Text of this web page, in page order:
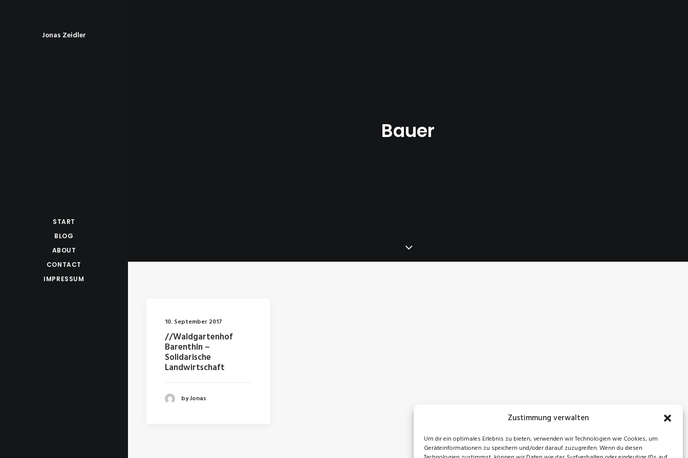
Zustimmung verwalten
Um dir ein optimales Erlebnis zu bieten, verwenden wir Technologien wie Cookies, um
Geräteinformationen zu speichern und/oder darauf zuzugreifen. Wenn du diesen
Jonas Zeidler
START
BLOG
ABOUT
CONTACT
IMPRESSUM
Bauer
10. September 2017
//Waldgartenhof
Barenthin –
Solidarische
Landwirtschaft
by Jonas